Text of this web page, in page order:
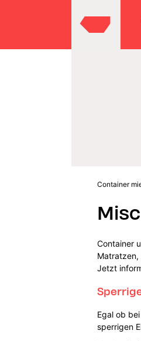
Container
Container
Matratzen,
Jetzt
Egal ob
sperrigen